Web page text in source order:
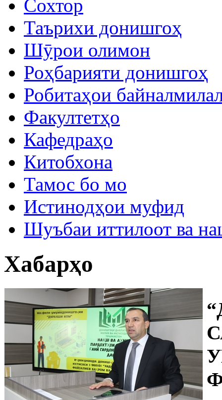
Сохтор
Таърихи донишгоҳ
Шӯрои олимон
Роҳбарияти донишгоҳ
Робитаҳои
Факултетҳо
Кафедраҳо
Китобхона
Тамос бо мо
Истинодҳои муфид
Шуъбаи иттилоот ва
Хабарҳо